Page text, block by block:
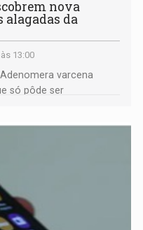
nova
alagadas da
13:00
varcena
só pôde ser